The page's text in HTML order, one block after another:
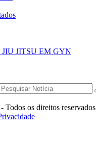
JITSU EM GYN
Todos os direitos reservados